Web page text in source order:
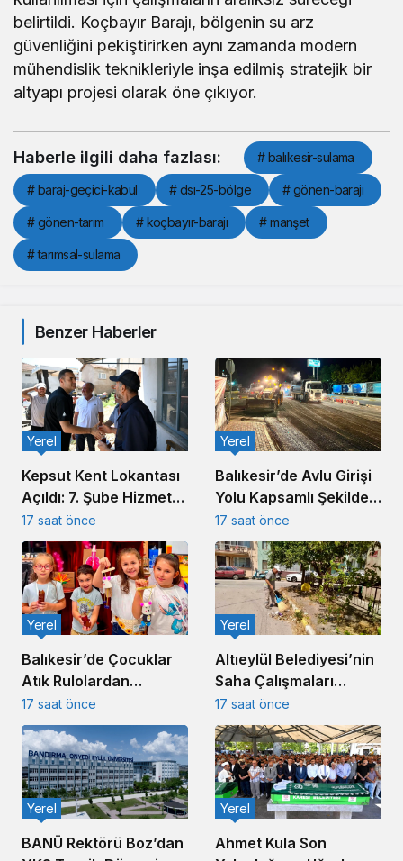
belirtildi. Koçbayır Barajı, bölgenin su arz
güvenliğini pekiştirirken aynı zamanda modern
mühendislik teknikleriyle inşa edilmiş stratejik bir
altyapı projesi olarak öne çıkıyor.
Haberle ilgili daha fazlası: # balıkesir-sulama
# baraj-geçici-kabul # dsı-25-bölge # gönen-barajı
# gönen-tarım # koçbayır-barajı # manşet
# tarımsal-sulama
Benzer Haberler
Kepsut Kent Lokantası
Açıldı: 7. Şube Hizmete
Girdi
Yerel
17 saat önce
Balıkesir’de Avlu Girişi
Yolu Kapsamlı Şekilde
Yenileniyor
Yerel
17 saat önce
Balıkesir’de Çocuklar
Atık Rulolardan
Rengârenk Kukla Yaptı
Yerel
17 saat önce
Altıeylül Belediyesi’nin
Saha Çalışmaları
Kesintisiz Sürüyor
Yerel
17 saat önce
BANÜ Rektörü Boz’dan
Yerel
Ahmet Kula Son
Yerel